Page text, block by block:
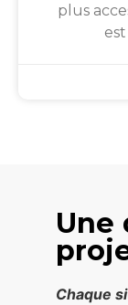
plus
Une
Chaque